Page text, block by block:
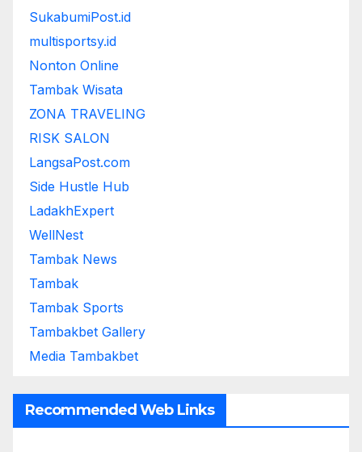
SukabumiPost.id
multisportsy.id
Nonton Online
Tambak Wisata
ZONA TRAVELING
RISK SALON
LangsaPost.com
Side Hustle Hub
LadakhExpert
WellNest
Tambak News
Tambak
Tambak Sports
Tambakbet Gallery
Media Tambakbet
Recommended Web Links